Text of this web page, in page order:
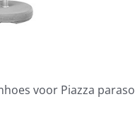
voor Piazza